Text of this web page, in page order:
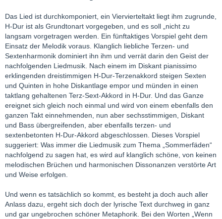
Das Lied ist durchkomponiert, ein Viervierteltakt liegt ihm zugrunde,
H-Dur ist als Grundtonart vorgegeben, und es soll „nicht zu
langsam vorgetragen werden. Ein fünftaktiges Vorspiel geht dem
Einsatz der Melodik voraus. Klanglich liebliche Terzen- und
Sextenharmonik dominiert ihn ihm und verrät darin den Geist der
nachfolgenden Liedmusik. Nach einem im Diskant pianissimo
erklingenden dreistimmigen H-Dur-Terzenakkord steigen Sexten
und Quinten in hohe Diskantlage empor und münden in einen
taktlang gehaltenen Terz-Sext-Akkord in H-Dur. Und das Ganze
ereignet sich gleich noch einmal und wird von einem ebenfalls den
ganzen Takt einnehmenden, nun aber sechsstimmigen, Diskant
und Bass übergreifenden, aber ebenfalls terzen- und
sextenbetonten H-Dur-Akkord abgeschlossen. Dieses Vorspiel
suggeriert: Was immer die Liedmusik zum Thema „Sommerfäden“
nachfolgend zu sagen hat, es wird auf klanglich schöne, von keinen
melodischen Brüchen und harmonischen Dissonanzen verstörte Art
und Weise erfolgen.
Und wenn es tatsächlich so kommt, es besteht ja doch auch aller
Anlass dazu, ergeht sich doch der lyrische Text durchweg in ganz
und gar ungebrochen schöner Metaphorik. Bei den Worten „Wenn